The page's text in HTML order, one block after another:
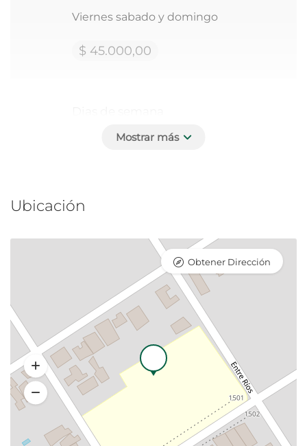
Viernes sabado y domingo
$ 45.000,00
Lunes a jueves
Quincena
15 dias en febrero
$ 160.000,00
Mes
Mes completo febrero
$ 300.000,00
Ubicación
Obtener Dirección